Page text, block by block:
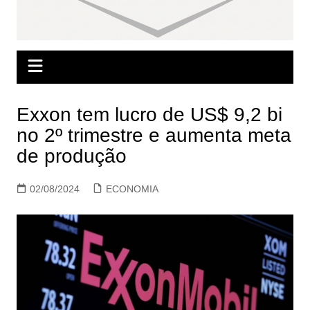
Exxon tem lucro de US$ 9,2 bi
no 2º trimestre e aumenta meta
de produção
02/08/2024 ECONOMIA